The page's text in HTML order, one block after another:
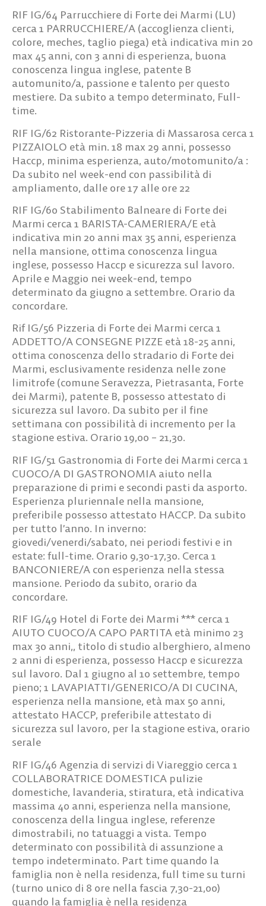
RIF IG/64 Parrucchiere di Forte dei Marmi (LU)
cerca1 PARRUCCHIERE/A (accoglienza clienti,
colore, meches, taglio piega) età indicativa min 20
max 45 anni, con 3 anni di esperienza, buona
conoscenza lingua inglese, patente B
automunito/a, passione e talento per questo
mestiere. Da subito a tempo determinato, Full-
time.
RIF IG/62 Ristorante-Pizzeria di Massarosa cerca1
PIZZAIOLO età min. 18 max 29 anni, possesso
Haccp, minima esperienza, auto/motomunito/a :
Da subito nel week-end con passibilità di
ampliamento, dalle ore 17 alle ore 22
RIF IG/60 Stabilimento Balneare di Forte dei
Marmi cerca1 BARISTA-CAMERIERA/E età
indicativa min 20 anni max 35 anni, esperienza
nella mansione, ottima conoscenza lingua
inglese, possesso Haccp e sicurezza sul lavoro.
Aprile e Maggio nei week-end, tempo
determinato da giugno a settembre. Orario da
concordare.
Rif IG/56 Pizzeria di Forte dei Marmi cerca1
ADDETTO/A CONSEGNE PIZZE età 18-25 anni,
ottima conoscenza dello stradario di Forte dei
Marmi, esclusivamente residenza nelle zone
limitrofe (comune Seravezza, Pietrasanta, Forte
dei Marmi), patente B, possesso attestato di
sicurezza sul lavoro. Da subito per il fine
settimana con possibilità di incremento per la
stagione estiva. Orario 19,00 – 21,30.
RIF IG/51 Gastronomia di Forte dei Marmi cerca1
CUOCO/A DI GASTRONOMIA aiuto nella
preparazione di primi e secondi pasti da asporto.
Esperienza pluriennale nella mansione,
preferibile possesso attestato HACCP. Da subito
per tutto l’anno. In inverno:
giovedi/venerdi/sabato, nei periodi festivi e in
estate: full-time. Orario 9,30-17,30. Cerca1
BANCONIERE/A con esperienza nella stessa
mansione. Periodo da subito, orario da
concordare.
RIF IG/49 Hotel di Forte dei Marmi *** cerca1
AIUTO CUOCO/A CAPO PARTITA età minimo 23
max 30 anni,, titolo di studio alberghiero, almeno
2 anni di esperienza, possesso Haccp e sicurezza
sul lavoro. Dal 1 giugno al 10 settembre, tempo
pieno; 1 LAVAPIATTI/GENERICO/A DI CUCINA,
esperienza nella mansione, età max 50 anni,
attestato HACCP, preferibile attestato di
sicurezza sul lavoro, per la stagione estiva, orario
serale
RIF IG/46 Agenzia di servizi di Viareggio cerca 1
COLLABORATRICE DOMESTICA pulizie
domestiche, lavanderia, stiratura, età indicativa
massima 40 anni, esperienza nella mansione,
conoscenza della lingua inglese, referenze
dimostrabili, no tatuaggi a vista. Tempo
determinato con possibilità di assunzione a
tempo indeterminato. Part time quando la
famiglia non è nella residenza, full time su turni
(turno unico di 8 ore nella fascia 7,30-21,00)
quando la famiglia è nella residenza